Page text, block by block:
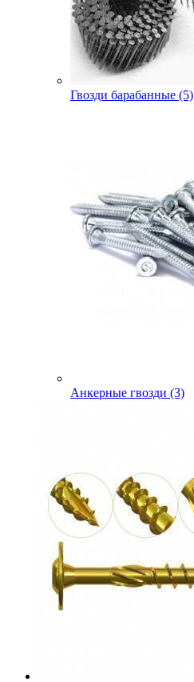
Гвозди барабанные (5)
Анкерные гвозди (3)